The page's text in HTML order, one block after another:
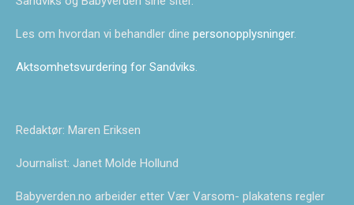
Les om hvordan vi behandler dine personopplysninger.
Aktsomhetsvurdering for Sandviks.
Redaktør: Maren Eriksen
Journalist: Janet Molde Hollund
Babyverden.no arbeider etter Vær Varsom- plakatens regler